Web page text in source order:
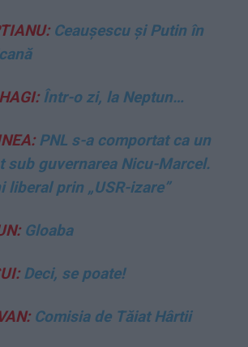
Ceaușescu și Putin în
Într-o zi, la Neptun…
PNL s-a comportat ca un
sub guvernarea Nicu-Marcel.
liberal prin „USR-izare”
Gloaba
Deci, se poate!
Comisia de Tăiat Hârtii